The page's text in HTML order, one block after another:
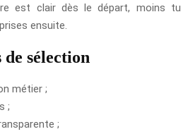
est clair dès le départ, moins tu
ensuite.
sélection
métier ;
;
;